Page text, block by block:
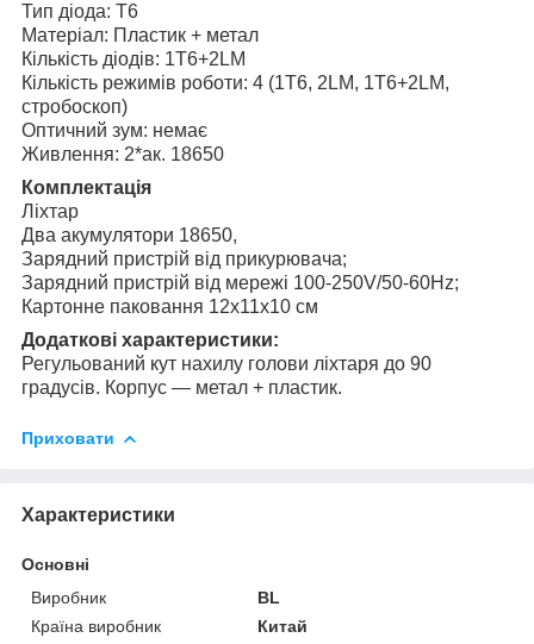
Тип діода: T6
Матеріал: Пластик + метал
Кількість діодів: 1T6+2LM
Кількість режимів роботи: 4 (1T6, 2LM, 1T6+2LM,
стробоскоп)
Оптичний зум: немає
Живлення: 2*ак. 18650
Комплектація
Ліхтар
Два акумулятори 18650,
Зарядний пристрій від прикурювача;
Зарядний пристрій від мережі 100-250V/50-60Hz;
Картонне паковання 12x11x10 см
Додаткові характеристики:
Регульований кут нахилу голови ліхтаря до 90
градусів. Корпус — метал + пластик.
Приховати
Характеристики
Основні
Виробник
BL
Країна виробник
Китай